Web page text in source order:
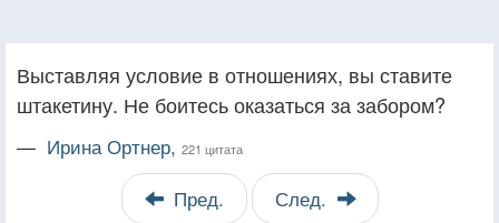
Выставляя условие в отношениях, вы ставите
штакетину. Не боитесь оказаться за забором?
— Ирина Ортнер, 221 цитата
Пред. След.